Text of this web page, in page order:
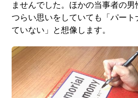
ませんでした。ほかの当事者の
つらい思いをしていても「パート
ていない」と想像します。